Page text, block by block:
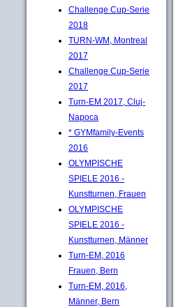
Challenge Cup-Serie
2018
TURN-WM, Montreal
2017
Challenge Cup-Serie
2017
Turn-EM 2017, Cluj-
Napoca
* GYMfamily-Events
2016
OLYMPISCHE
SPIELE 2016 -
Kunstturnen, Frauen
OLYMPISCHE
SPIELE 2016 -
Kunstturnen, Männer
Turn-EM, 2016
Frauen, Bern
Turn-EM, 2016,
Männer, Bern